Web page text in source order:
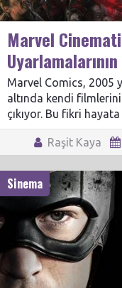
Marvel
Marvel Comics, 2005
altında kendi
çıkıyor. Bu fikri
Raşit Kaya
Sinema